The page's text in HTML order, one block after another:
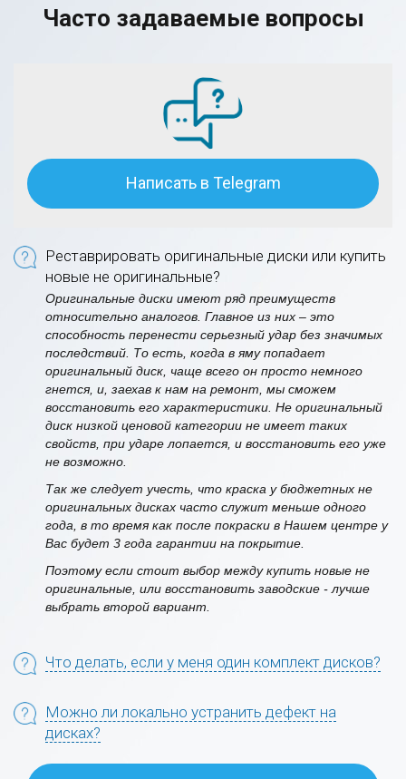
Часто задаваемые вопросы
Написать в Telegram
Реставрировать оригинальные диски или купить
новые не оригинальные?
Оригинальные диски имеют ряд преимуществ
относительно аналогов. Главное из них – это
способность перенести серьезный удар без значимых
последствий. То есть, когда в яму попадает
оригинальный диск, чаще всего он просто немного
гнется, и, заехав к нам на ремонт, мы сможем
восстановить его характеристики. Не оригинальный
диск низкой ценовой категории не имеет таких
свойств, при ударе лопается, и восстановить его уже
не возможно.
Так же следует учесть, что краска у бюджетных не
оригинальных дисках часто служит меньше одного
года, в то время как после покраски в Нашем центре у
Вас будет 3 года гарантии на покрытие.
Поэтому если стоит выбор между купить новые не
оригинальные, или восстановить заводские - лучше
выбрать второй вариант.
Что делать, если у меня один комплект дисков?
Можно ли локально устранить дефект на
дисках?